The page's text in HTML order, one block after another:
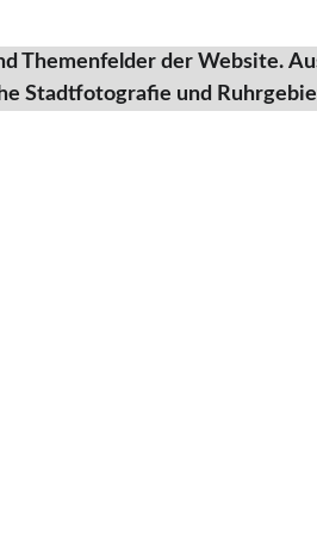
Themenfelder der Website.
Stadtfotografie und